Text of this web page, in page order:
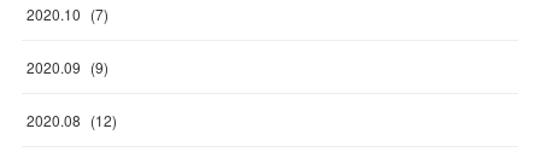
2020.10 (7)
2020.09 (9)
2020.08 (12)